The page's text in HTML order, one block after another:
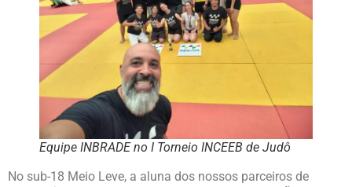
Equipe INBRADE no I Torneio INCEEB de Judô
No sub-18 Meio Leve, a aluna dos nossos parceiros de